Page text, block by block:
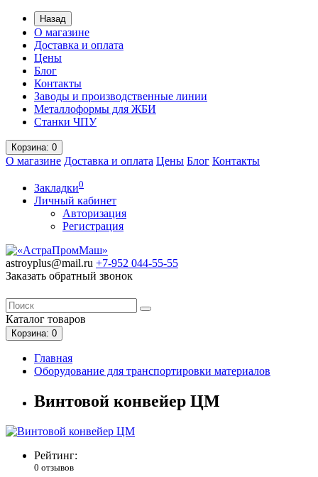
Назад
О магазине
Доставка и оплата
Цены
Блог
Контакты
Заводы и производственные линии
Металлоформы для ЖБИ
Станки ЧПУ
Корзина: 0
О магазине Доставка и оплата Цены Блог Контакты
Закладки0
Личный кабинет
Авторизация
Регистрация
astroyplus@mail.ru +7-952 044-55-55
Заказать обратный звонок
Каталог товаров
Корзина: 0
Главная
Оборудование для транспортировки материалов
Винтовой конвейер ЦМ
Рейтинг:
0 отзывов